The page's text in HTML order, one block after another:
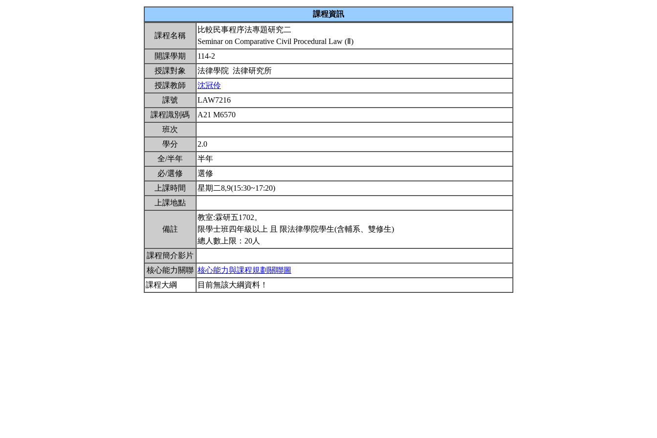
課程資訊
課程名稱
比較民事程序法專題研究二
Seminar on Comparative Civil Procedural Law (Ⅱ)
開課學期
114-2
授課對象
法律學院 法律研究所
授課教師
沈冠伶
課號
LAW7216
課程識別碼
A21 M6570
班次
學分
2.0
全/半年
半年
必/選修
選修
上課時間
星期二8,9(15:30~17:20)
上課地點
備註
教室:霖研五1702。
限學士班四年級以上 且 限法律學院學生(含輔系、雙修生)
總人數上限：20人
課程簡介影片
核心能力關聯 核心能力與課程規劃關聯圖
課程大綱
目前無該大綱資料！